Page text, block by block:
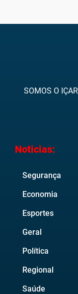
SOMOS O
Noticias:
Segurança
Economia
Esportes
Geral
Política
Regional
Saúde